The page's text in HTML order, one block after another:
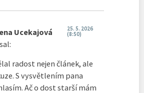
Ucekajová
25. 5. 2026
(8:50)
radost nejen článek, ale
S vysvětlením pana
Ač o dost starší mám